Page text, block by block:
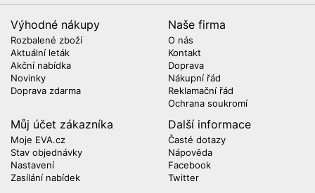
Výhodné nákupy
Rozbalené zboží
Aktuální leták
Akční nabídka
Novinky
Doprava zdarma
Naše firma
O nás
Kontakt
Doprava
Nákupní řád
Reklamační řád
Ochrana soukromí
Můj účet zákazníka
Moje EVA.cz
Stav objednávky
Nastavení
Zasílání nabídek
Další informace
Časté dotazy
Nápověda
Facebook
Twitter